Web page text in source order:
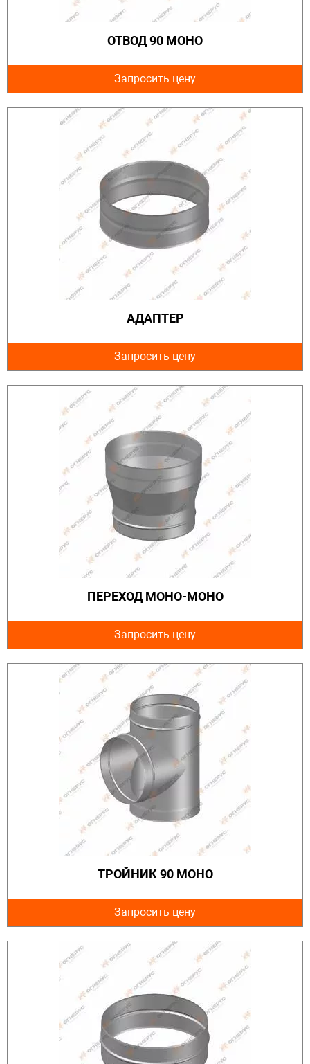
ОТВОД 90 МОНО
Запросить цену
АДАПТЕР
Запросить цену
ПЕРЕХОД МОНО-МОНО
Запросить цену
ТРОЙНИК 90 МОНО
Запросить цену